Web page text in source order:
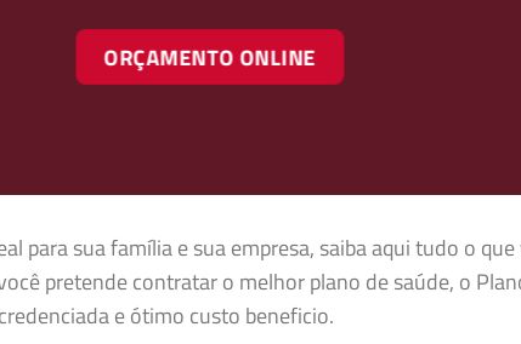
ORÇAMENTO ONLINE
para sua família e sua empresa, saiba aqui tudo o
pretende contratar o melhor plano de saúde, o
e ótimo custo beneficio.